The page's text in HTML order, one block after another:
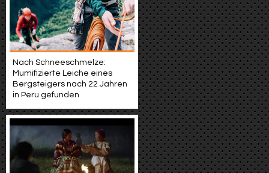
Nach Schneeschmelze:
Mumifizierte Leiche eines
Bergsteigers nach 22 Jahren
in Peru gefunden